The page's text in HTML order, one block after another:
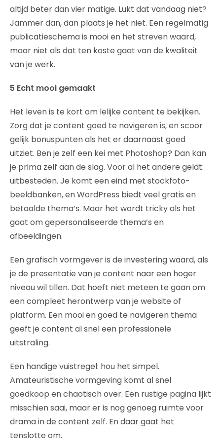
altijd beter dan vier matige. Lukt dat vandaag niet?
Jammer dan, dan plaats je het niet. Een regelmatig
publicatieschema is mooi en het streven waard,
maar niet als dat ten koste gaat van de kwaliteit
van je werk.
5 Echt mooi gemaakt
Het leven is te kort om lelijke content te bekijken.
Zorg dat je content goed te navigeren is, en scoor
gelijk bonuspunten als het er daarnaast goed
uitziet. Ben je zelf een kei met Photoshop? Dan kan
je prima zelf aan de slag. Voor al het andere geldt:
uitbesteden. Je komt een eind met stockfoto-
beeldbanken, en WordPress biedt veel gratis en
betaalde thema’s. Maar het wordt tricky als het
gaat om gepersonaliseerde thema’s en
afbeeldingen.
Een grafisch vormgever is de investering waard, als
je de presentatie van je content naar een hoger
niveau wil tillen. Dat hoeft niet meteen te gaan om
een compleet herontwerp van je website of
platform. Een mooi en goed te navigeren thema
geeft je content al snel een professionele
uitstraling.
Een handige vuistregel: hou het simpel.
Amateuristische vormgeving komt al snel
goedkoop en chaotisch over. Een rustige pagina lijkt
misschien saai, maar er is nog genoeg ruimte voor
drama in de content zelf. En daar gaat het
tenslotte om.